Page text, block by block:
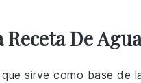
De
sirve como base de